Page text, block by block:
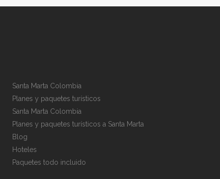
Santa Marta Colombia
Planes y paquetes turísticos
Santa Marta Colombia
Planes y paquetes turísticos a Santa Marta
Blog
Hoteles
Paquetes todo incluido